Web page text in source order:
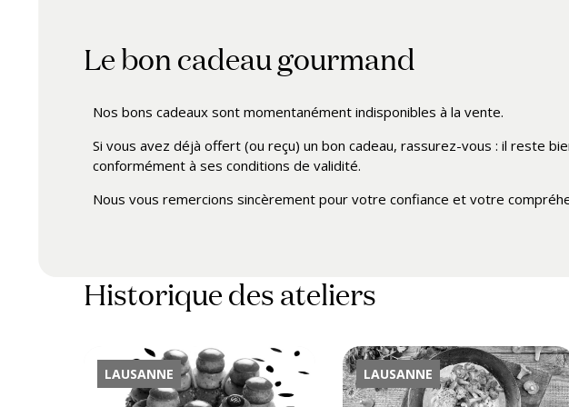
Le bon cadeau gourmand
Nos bons cadeaux sont momentanément indisponibles à la vente.
Si vous avez déjà offert (ou reçu) un bon cadeau, rassurez-vous : il reste
conformément à ses conditions de validité.
Nous vous remercions sincèrement pour votre confiance et votre
Historique des ateliers
LAUSANNE LAUSANNE